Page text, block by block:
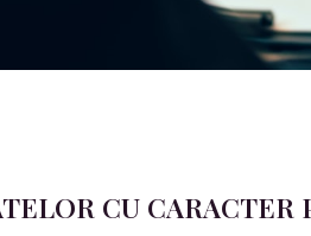
CU CARACTER